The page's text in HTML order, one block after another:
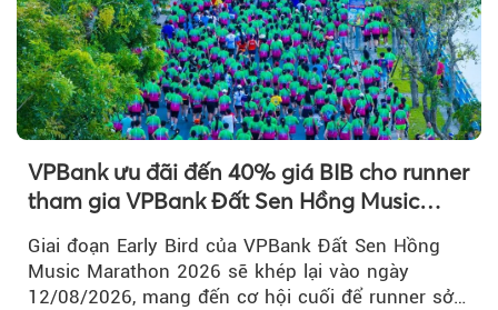
VPBank ưu đãi đến 40% giá BIB cho runner
tham gia VPBank Đất Sen Hồng Music
Giai đoạn Early Bird của VPBank Đất Sen Hồng
Music Marathon 2026 sẽ khép lại vào ngày
12/08/2026, mang đến cơ hội cuối để runner sở